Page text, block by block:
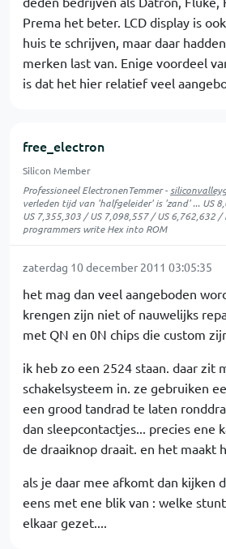
Prema het beter. LCD display is
huis te schrijven, maar daar
merken last van. Enige voordeel
is dat het hier relatief veel
free_electron
Silicon Member
Professioneel ElectronenTemmer -
verleden tijd van 'halfgeleider' is 'zand' ... US
US 7,355,303 / US 7,098,557 / US 6,762,632 /
programmers write Hex into ROM
zaterdag 10 december 2011 03:05:35
het mag dan veel aangeboden
krengen zijn niet of nauwelijks
met QN en 0N chips die custom
ik heb zo een 2524 staan. daar zit
schakelsysteem in. ze gebruiken
een grood tandrad te laten
dan sleepcontactjes... precies ene
de draaiknop draait. en het maakt
als je daar mee afkomt dan kijken
eens met ene blik van : welke
elkaar gezet....